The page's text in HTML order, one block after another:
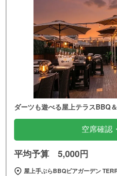
ダーツも遊べる屋上テラスBBQ
空席確認
平均予算 5,000円
屋上手ぶらBBQビアガーデン